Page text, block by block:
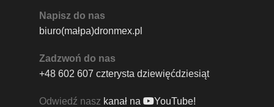
Napisz do nas
biuro(małpa)dronmex.pl
Zadzwoń do nas
+48 602 607 czterysta dziewięćdziesiąt
Odwiedź nasz kanał na YouTube!